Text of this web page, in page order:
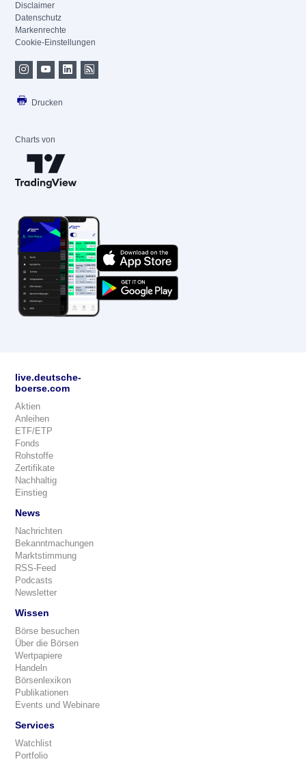
Disclaimer
Datenschutz
Markenrechte
Cookie-Einstellungen
Drucken
Charts von
live.deutsche-
boerse.com
Aktien
Anleihen
ETF/ETP
Fonds
Rohstoffe
Zertifikate
Nachhaltig
Einstieg
News
Nachrichten
Bekanntmachungen
Marktstimmung
RSS-Feed
Podcasts
Newsletter
Wissen
Börse besuchen
Über die Börsen
Wertpapiere
Handeln
Börsenlexikon
Publikationen
Events und Webinare
Services
Watchlist
Portfolio